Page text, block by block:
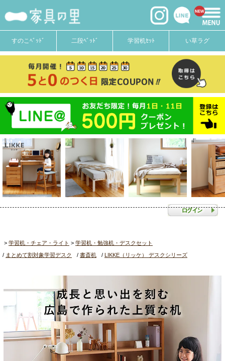
すのこﾍﾞｯﾄﾞ 二段ﾍﾞｯﾄﾞ 学習机ｾｯﾄ い草ラグ
学習机・チェア・ライト
学習机・勉強机・デスクセット
まとめて割対象学習デスク
書斎机 LIKKE（リッケ） デスクシリーズ